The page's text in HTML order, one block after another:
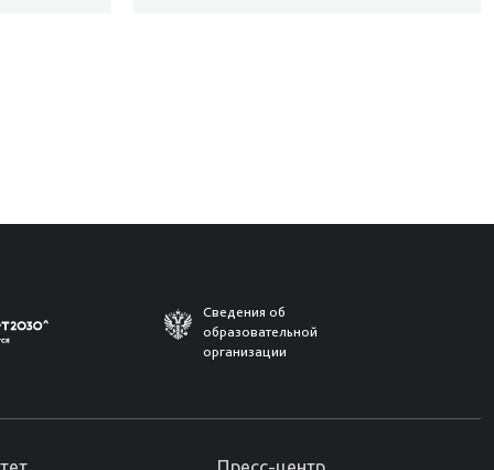
Сведения об
образовательной
организации